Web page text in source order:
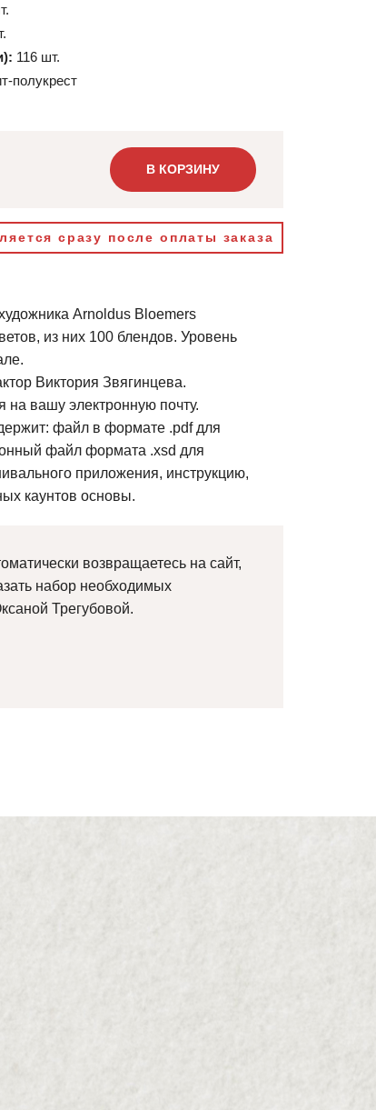
116 шт.
полукрест
В КОРЗИНУ
сразу после оплаты заказа
Arnoldus Bloemers
из них 100 блендов. Уровень
Виктория Звягинцева.
вашу электронную почту.
файл в формате .pdf для
файл формата .xsd для
приложения, инструкцию,
каунтов основы.
возвращаетесь на сайт,
набор необходимых
Трегубовой.